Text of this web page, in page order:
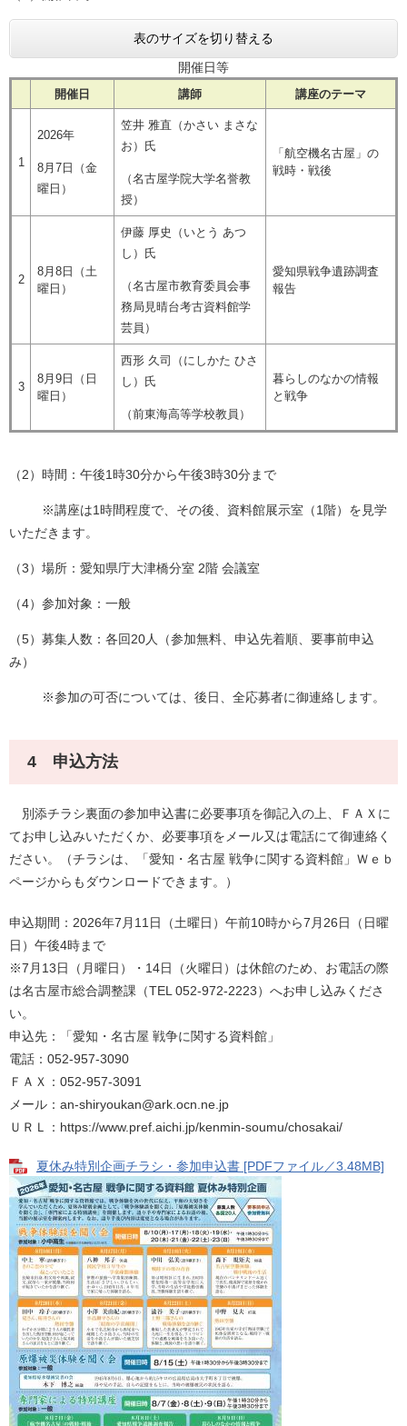
表のサイズを切り替える
開催日等
開催日 講師 講座のテーマ
1
2026年
8月7日（金
曜日）
笠井 雅直（かさい まさな
お）氏
（名古屋学院大学名誉教
授）
「航空機名古屋」の
戦時・戦後
2
8月8日（土
曜日）
伊藤 厚史（いとう あつ
し）氏
（名古屋市教育委員会事
務局見晴台考古資料館学
芸員）
愛知県戦争遺跡調査
報告
3
8月9日（日
曜日）
西形 久司（にしかた ひさ
し）氏
（前東海高等学校教員）
暮らしのなかの情報
と戦争
（2）時間：午後1時30分から午後3時30分まで
※講座は1時間程度で、その後、資料館展示室（1階）を見学
いただきます。
（3）場所：愛知県庁大津橋分室 2階 会議室
（4）参加対象：一般
（5）募集人数：各回20人（参加無料、申込先着順、要事前申込
み）
※参加の可否については、後日、全応募者に御連絡します。
4 申込方法
別添チラシ裏面の参加申込書に必要事項を御記入の上、ＦＡＸに
てお申し込みいただくか、必要事項をメール又は電話にて御連絡く
ださい。（チラシは、「愛知・名古屋 戦争に関する資料館」Ｗｅｂ
ページからもダウンロードできます。）
申込期間：2026年7月11日（土曜日）午前10時から7月26日（日曜
日）午後4時まで
※7月13日（月曜日）・14日（火曜日）は休館のため、お電話の際
は名古屋市総合調整課（TEL 052-972-2223）へお申し込みくださ
い。
申込先：「愛知・名古屋 戦争に関する資料館」
電話：052-957-3090
ＦＡＸ：052-957-3091
メール：an-shiryoukan@ark.ocn.ne.jp
ＵＲＬ：https://www.pref.aichi.jp/kenmin-soumu/chosakai/
夏休み特別企画チラシ・参加申込書 [PDFファイル／3.48MB]